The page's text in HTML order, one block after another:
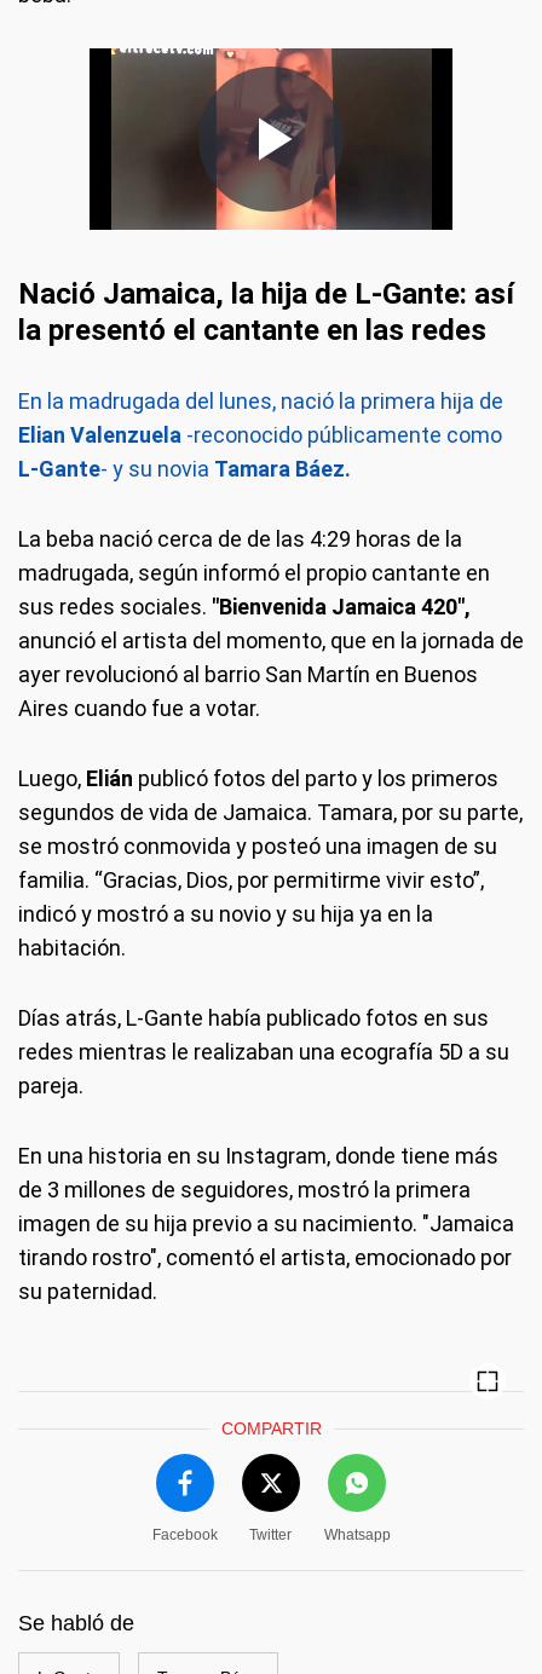
Nació Jamaica, la hija de L-Gante: así
la presentó el cantante en las redes
En la madrugada del lunes, nació la primera hija de
Elian Valenzuela -reconocido públicamente como
L-Gante- y su novia Tamara Báez.
La beba nació cerca de de las 4:29 horas de la
madrugada, según informó el propio cantante en
sus redes sociales. "Bienvenida Jamaica 420",
anunció el artista del momento, que en la jornada de
ayer revolucionó al barrio San Martín en Buenos
Aires cuando fue a votar.
Luego, Elián publicó fotos del parto y los primeros
segundos de vida de Jamaica. Tamara, por su parte,
se mostró conmovida y posteó una imagen de su
familia. “Gracias, Dios, por permitirme vivir esto”,
indicó y mostró a su novio y su hija ya en la
habitación.
Días atrás, L-Gante había publicado fotos en sus
redes mientras le realizaban una ecografía 5D a su
pareja.
En una historia en su Instagram, donde tiene más
de 3 millones de seguidores, mostró la primera
imagen de su hija previo a su nacimiento. "Jamaica
tirando rostro", comentó el artista, emocionado por
su paternidad.
COMPARTIR
Facebook Twitter Whatsapp
Se habló de